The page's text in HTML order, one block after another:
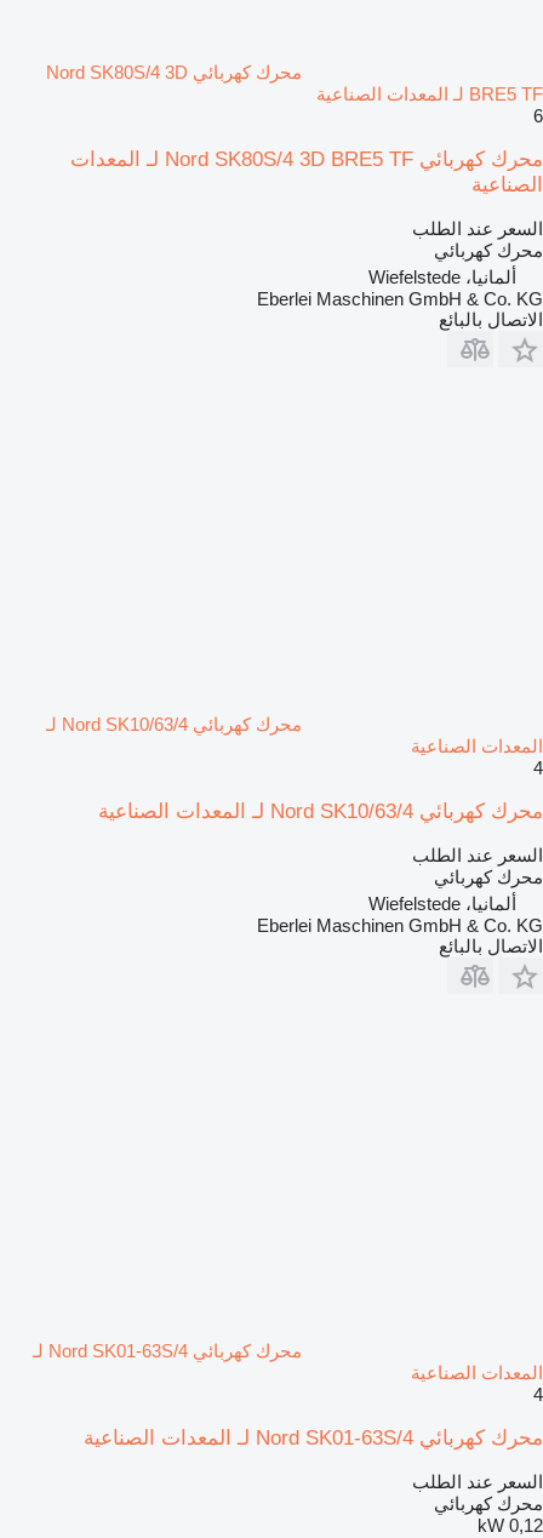
محرك كهربائي Nord SK80S/4 3D
BRE5 TF لـ المعدات الصناعية
6
محرك كهربائي Nord SK80S/4 3D BRE5 TF لـ المعدات
الصناعية
السعر عند الطلب
محرك كهربائي
ألمانيا، Wiefelstede
Eberlei Maschinen GmbH & Co. KG
الاتصال بالبائع
محرك كهربائي Nord SK10/63/4 لـ
المعدات الصناعية
4
محرك كهربائي Nord SK10/63/4 لـ المعدات الصناعية
السعر عند الطلب
محرك كهربائي
ألمانيا، Wiefelstede
Eberlei Maschinen GmbH & Co. KG
الاتصال بالبائع
محرك كهربائي Nord SK01-63S/4 لـ
المعدات الصناعية
4
محرك كهربائي Nord SK01-63S/4 لـ المعدات الصناعية
السعر عند الطلب
محرك كهربائي
0,12 kW